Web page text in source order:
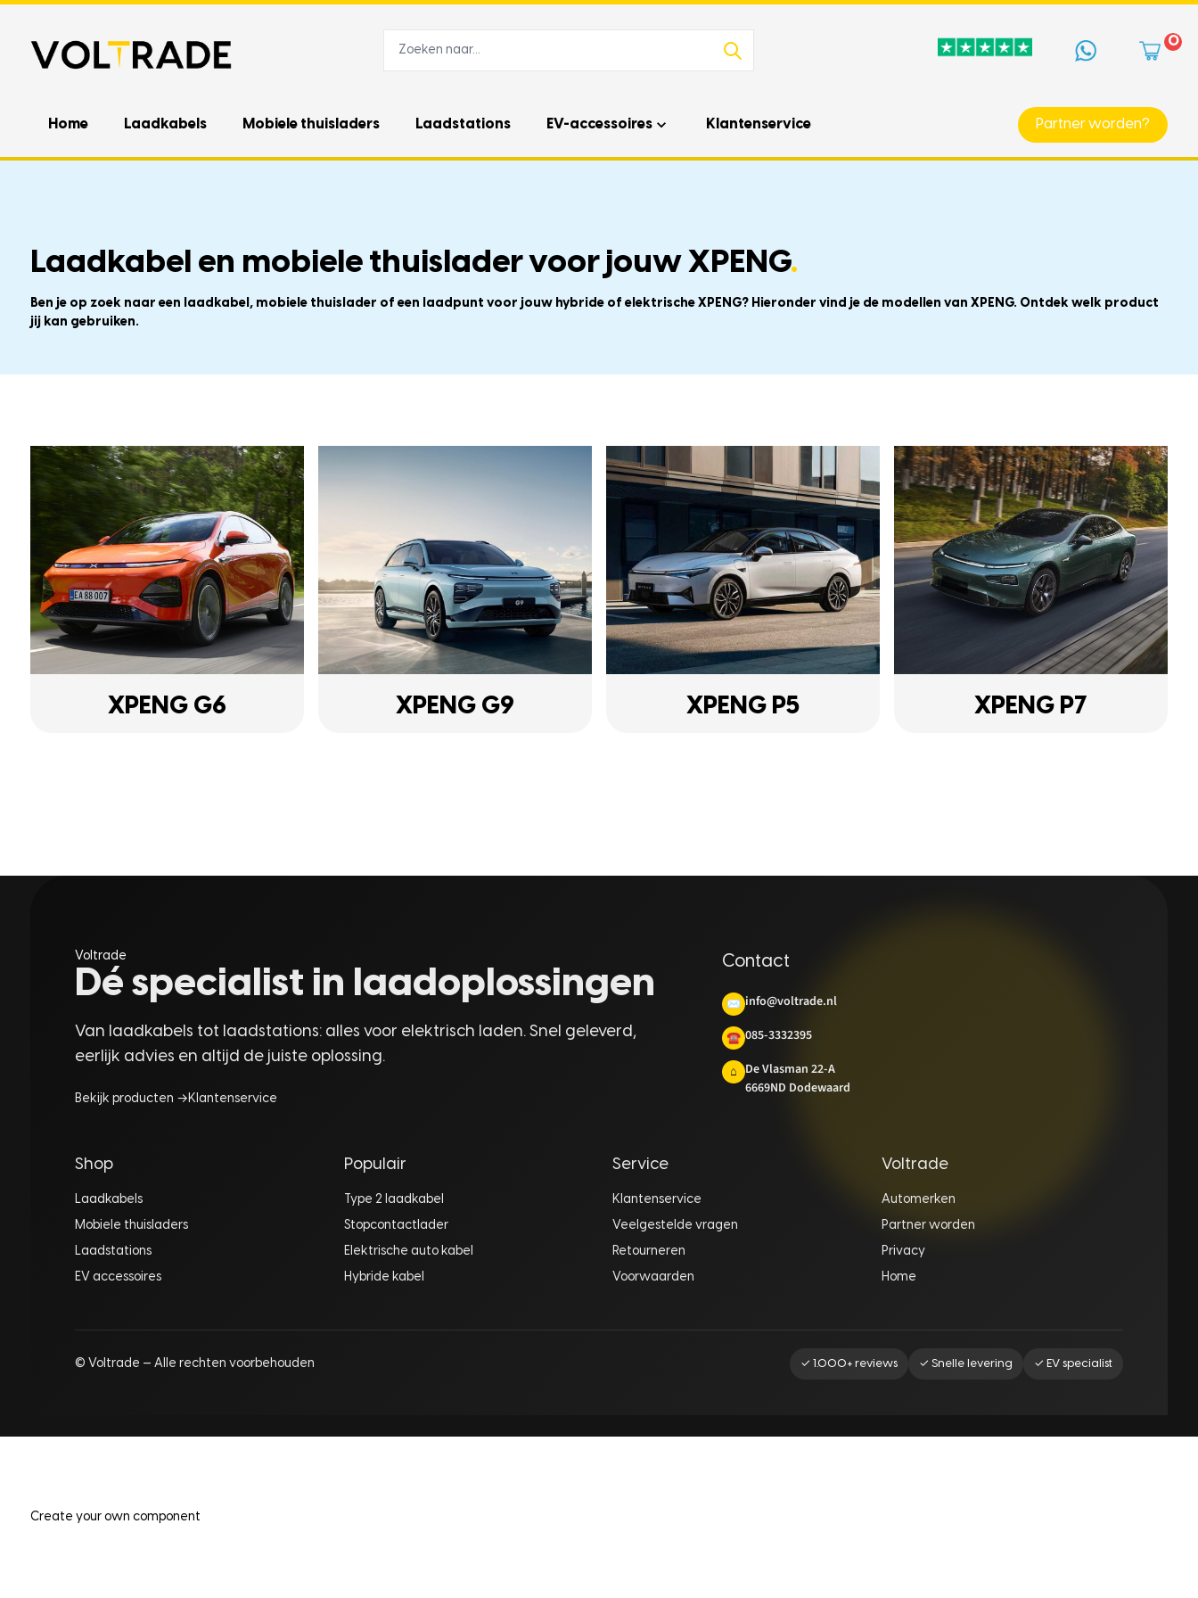
0
Home Laadkabels Mobiele thuisladers Laadstations EV-accessoires Klantenservice Partner worden?
Laadkabel en mobiele thuislader voor jouw XPENG.
Ben je op zoek naar een laadkabel, mobiele thuislader of een laadpunt voor jouw hybride of elektrische XPENG? Hieronder vind je de modellen van XPENG. Ontdek welk product
jij kan gebruiken.
XPENG G6 XPENG G9 XPENG P5 XPENG P7
Voltrade
Dé specialist in laadoplossingen
Van laadkabels tot laadstations: alles voor elektrisch laden. Snel geleverd,
eerlijk advies en altijd de juiste oplossing.
Bekijk producten →Klantenservice
Contact
✉ info@voltrade.nl
☎ 085-3332395
⌂
De Vlasman 22-A
6669ND Dodewaard
Shop
Laadkabels
Mobiele thuisladers
Laadstations
EV accessoires
Populair
Type 2 laadkabel
Stopcontactlader
Elektrische auto kabel
Hybride kabel
Service
Klantenservice
Veelgestelde vragen
Retourneren
Voorwaarden
Voltrade
Automerken
Partner worden
Privacy
Home
© Voltrade — Alle rechten voorbehouden ✓ 1.000+ reviews ✓ Snelle levering ✓ EV specialist
Create your own component